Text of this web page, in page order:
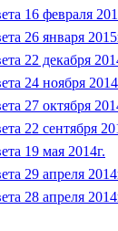
16 февраля
26 января
22 декабря
24 ноября
27 октября
22 сентября
19 мая 2014г.
29 апреля
28 апреля